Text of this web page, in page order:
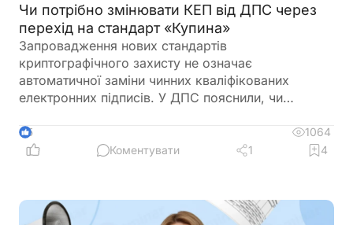
Чи потрібно змінювати КЕП від ДПС через
перехід на стандарт «Купина»
Запровадження нових стандартів
криптографічного захисту не означає
автоматичної заміни чинних кваліфікованих
електронних підписів. У ДПС пояснили, чи
ДПС, після переходу на новий стандарт «Купина»
та чи потрібно користувачам отримувати нові
5
1064
Коментувати
1 4